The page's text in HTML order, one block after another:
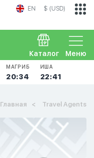
EN $ (USD)
Меню
Каталог
МАГРИБ
20:34
ИША
22:41
Главная Travel Agents